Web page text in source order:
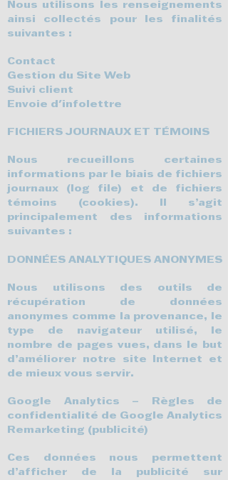
Nous utilisons les renseignements
ainsi collectés pour les finalités
suivantes :
Contact
Gestion du Site Web
Suivi client
Envoie d'infolettre
FICHIERS JOURNAUX ET TÉMOINS
Nous recueillons certaines
informations par le biais de fichiers
journaux (log file) et de fichiers
témoins (cookies). Il s’agit
principalement des informations
suivantes :
DONNÉES ANALYTIQUES ANONYMES
Nous utilisons des outils de
récupération de données
anonymes comme la provenance, le
type de navigateur utilisé, le
nombre de pages vues, dans le but
d’améliorer notre site Internet et
de mieux vous servir.
Google Analytics –
Règles de
confidentialité de Google Analytics
Remarketing (publicité)
Ces données nous permettent
d’afficher de la publicité sur